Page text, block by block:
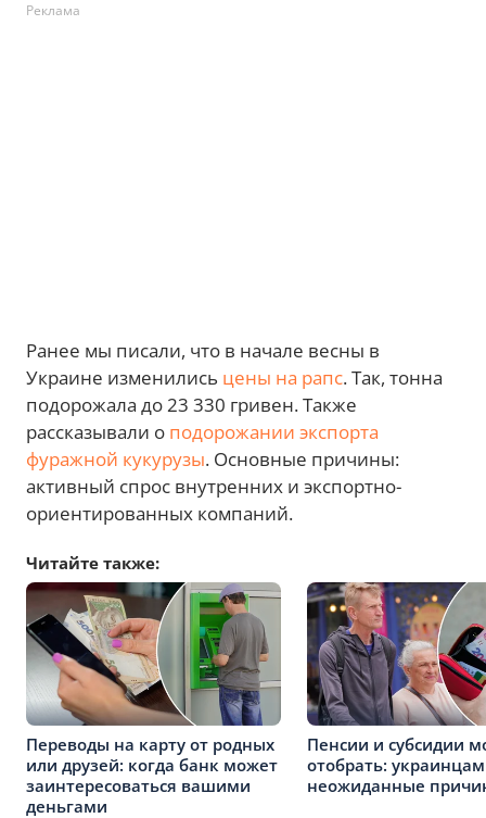
Реклама
Ранее мы писали, что в начале весны в
Украине изменились цены на рапс. Так, тонна
подорожала до 23 330 гривен. Также
рассказывали о подорожании экспорта
фуражной кукурузы. Основные причины:
активный спрос внутренних и экспортно-
ориентированных компаний.
Читайте также:
Переводы на карту от родных
или друзей: когда банк может
заинтересоваться вашими
деньгами
Пенсии и субсидии
отобрать:
неожиданные